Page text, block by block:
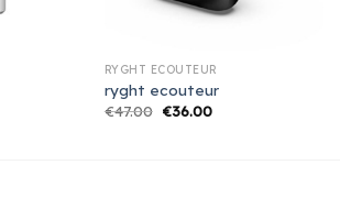
RYGHT ECOUTEUR
ryght ecouteur
€47.00 €36.00